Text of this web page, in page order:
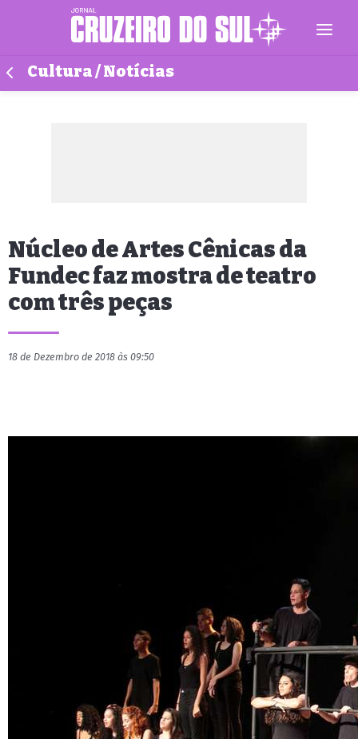
Cultura / Notícias
Núcleo de Artes Cênicas da
Fundec faz mostra de teatro
com três peças
18 de Dezembro de 2018 às 09:50